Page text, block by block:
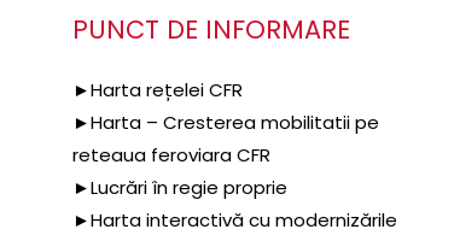
PUNCT DE INFORMARE
►Harta rețelei CFR
►Harta – Cresterea mobilitatii pe
reteaua feroviara CFR
►Lucrări în regie proprie
►Harta interactivă cu modernizările